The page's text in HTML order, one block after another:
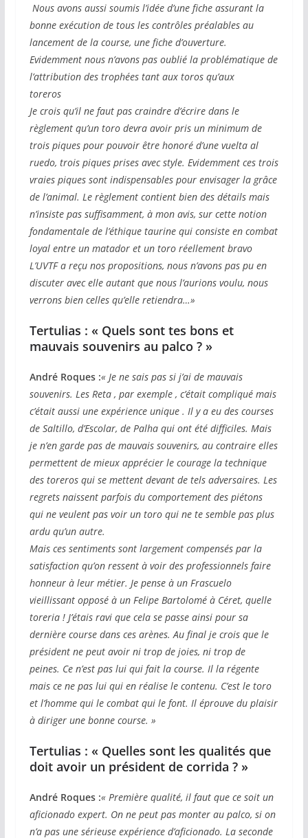
Nous avons aussi soumis l’idée d’une fiche assurant la
bonne exécution de tous les contrôles préalables au
lancement de la course, une fiche d’ouverture.
Evidemment nous n’avons pas oublié la problématique de
l’attribution des trophées tant aux toros qu’aux
toreros
Je crois qu’il ne faut pas craindre d’écrire dans le
règlement qu’un toro devra avoir pris un minimum de
trois piques pour pouvoir être honoré d’une vuelta al
ruedo, trois piques prises avec style. Evidemment ces trois
vraies piques sont indispensables pour envisager la grâce
de l’animal. Le règlement contient bien des détails mais
n’insiste pas suffisamment, à mon avis, sur cette notion
fondamentale de l’éthique taurine qui consiste en combat
loyal entre un matador et un toro réellement bravo
L’UVTF a reçu nos propositions, nous n’avons pas pu en
discuter avec elle autant que nous l’aurions voulu, nous
verrons bien celles qu’elle retiendra…»
Tertulias : « Quels sont tes bons et
mauvais souvenirs au palco ? »
André Roques :« Je ne sais pas si j’ai de mauvais
souvenirs. Les Reta , par exemple , c’était compliqué mais
c’était aussi une expérience unique . Il y a eu des courses
de Saltillo, d’Escolar, de Palha qui ont été difficiles. Mais
je n’en garde pas de mauvais souvenirs, au contraire elles
permettent de mieux apprécier le courage la technique
des toreros qui se mettent devant de tels adversaires. Les
regrets naissent parfois du comportement des piétons
qui ne veulent pas voir un toro qui ne te semble pas plus
ardu qu’un autre.
Mais ces sentiments sont largement compensés par la
satisfaction qu’on ressent à voir des professionnels faire
honneur à leur métier. Je pense à un Frascuelo
vieillissant opposé à un Felipe Bartolomé à Céret, quelle
toreria ! J’étais ravi que cela se passe ainsi pour sa
dernière course dans ces arènes. Au final je crois que le
président ne peut avoir ni trop de joies, ni trop de
peines. Ce n’est pas lui qui fait la course. Il la régente
mais ce ne pas lui qui en réalise le contenu. C’est le toro
et l’homme qui le combat qui le font. Il éprouve du plaisir
à diriger une bonne course. »
Tertulias : « Quelles sont les qualités que
doit avoir un président de corrida ? »
André Roques :« Première qualité, il faut que ce soit un
aficionado expert. On ne peut pas monter au palco, si on
n’a pas une sérieuse expérience d’aficionado. La seconde